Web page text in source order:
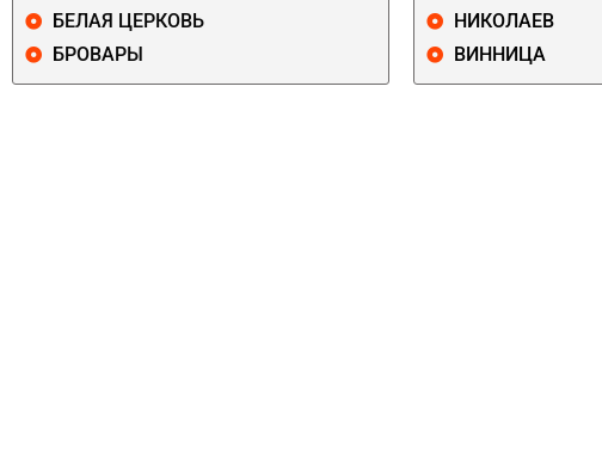
БЕЛАЯ ЦЕРКОВЬ
БРОВАРЫ
НИКОЛАЕВ
ВИННИЦА